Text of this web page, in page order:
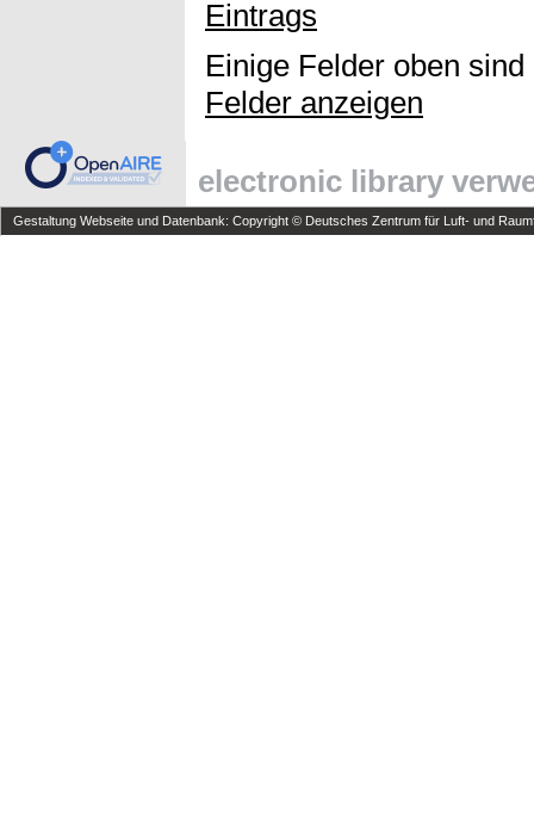
Eintrags
Einige Felder oben
Felder anzeigen
electronic library
Gestaltung Webseite und Datenbank: Copyright © Deutsches Zentrum für Luft- und